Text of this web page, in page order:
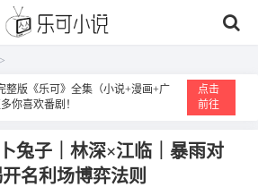
>
整版《乐可》全集（小说+漫画+广
你喜欢番剧！
点击
前往
兔子｜林深×江临｜暴雨对
名利场博弈法则